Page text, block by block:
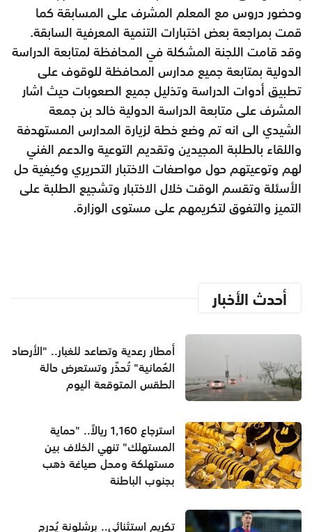
وحضور دروس مع المعلم المشرف على المسابقة كما
قمت بمراجعة بعض اختبارات التنمية المعرفية السابقة.
وقد قامت اللجنة المشكلة في المحافظة لمتابعة الدراسة
الدولية بمتابعة جميع مدارس المحافظة للوقوف على
تطبيق أدوات الدراسة وتذليل جميع الصعوبات حيث اشار
المشرف على متابعة الدراسة الدولية خالد بن جمعة
الشيدي الى انه تم وضع خطة لزيارة المدارس المستهدفة
واللقاء بالطلبة المجيدين وتقديم التوعية والدعم الفني
لهم وتوعيتهم حول مواصفات الاختبار التحريري وكيفية حل
الأسئلة وتقسم الوقت خلال الاختبار وتشجيع الطلبة على
التميز والتفوق لتكريمهم على مستوى الوزارة.
أحدث الأخبار
أمطار رعدية وتصاعد للغبار.. "الأرصاد
العُمانية" تُحذّر وتستعرض حالة
الطقس المتوقعة اليوم
استرجاع 1,160 ريالاً.. "حماية
المستهلك" تنهي الخلاف بين
مستهلكة ومحل صياغة ذهب
بجنوب الباطنة
تكريم استثنائي.. برشلونة يُدرج